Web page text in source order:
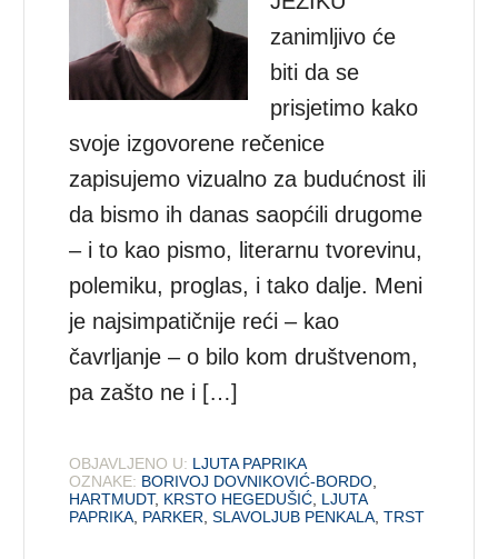
zanimljivo će
biti da se
prisjetimo kako
svoje izgovorene rečenice
zapisujemo vizualno za budućnost ili
da bismo ih danas saopćili drugome
– i to kao pismo, literarnu tvorevinu,
polemiku, proglas, i tako dalje. Meni
je najsimpatičnije reći – kao
čavrljanje – o bilo kom društvenom,
pa zašto ne i […]
OBJAVLJENO U: LJUTA PAPRIKA
OZNAKE: BORIVOJ DOVNIKOVIĆ-BORDO
HARTMUDT, KRSTO HEGEDUŠIĆ LJUTA
PAPRIKA PARKER ,SLAVOLJUB PENKALA ,TRST